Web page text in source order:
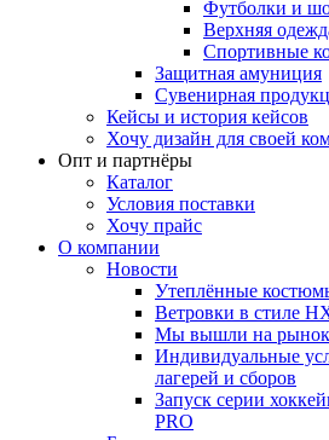
Футболки и
Верхняя
Спортивные
Защитная амуниция
Сувенирная
Кейсы и история кейсов
Хочу дизайн для своей
Опт и партнёры
Каталог
Условия поставки
Хочу прайс
О компании
Новости
Утеплённые
Ветровки в стиле
Мы вышли на
Индивидуальные
лагерей и сборов
Запуск серии
PRO